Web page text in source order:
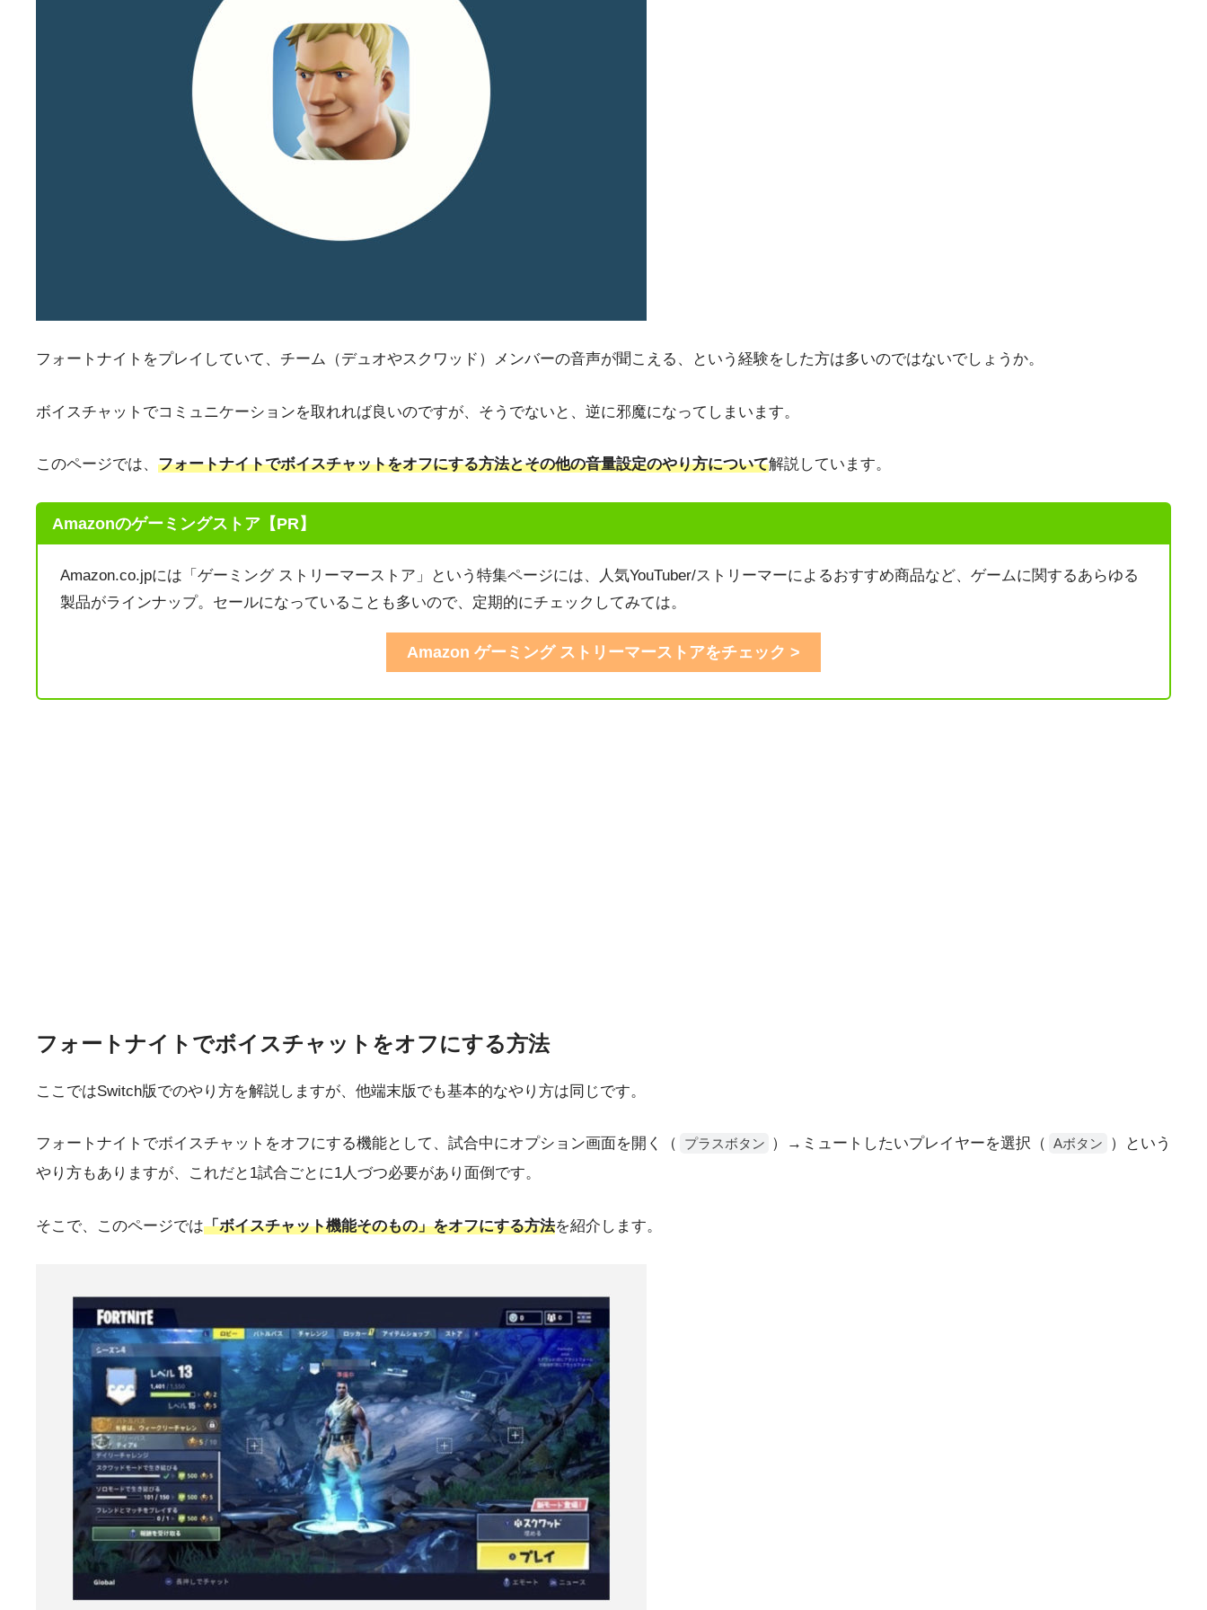
フォートナイトをプレイしていて、チーム（デュオやスクワッド）メンバーの音声が聞こえる、という経験をした方は多いのではないでしょうか。
ボイスチャットでコミュニケーションを取れれば良いのですが、そうでないと、逆に邪魔になってしまいます。
このページでは、 フォートナイトでボイスチャットをオフにする方法とその他の音量設定のやり方について解説しています。
Amazonのゲーミングストア【PR】
Amazon.co.jpには「ゲーミング ストリーマーストア」という特集ページには、人気YouTuber/ストリーマーによるおすすめ商品など、ゲームに関するあらゆる
製品がラインナップ。セールになっていることも多いので、定期的にチェックしてみては。
Amazon ゲーミング ストリーマーストアをチェック >
フォートナイトでボイスチャットをオフにする方法
ここではSwitch版でのやり方を解説しますが、他端末版でも基本的なやり方は同じです。
フォートナイトでボイスチャットをオフにする機能として、試合中にオプション画面を開く（ プラスボタン ）→ミュートしたいプレイヤーを選択（ Aボタン
）という
やり方もありますが、これだと1試合ごとに1人づつ必要があり面倒です。
そこで、このページでは「ボイスチャット機能そのもの」をオフにする方法を紹介します。